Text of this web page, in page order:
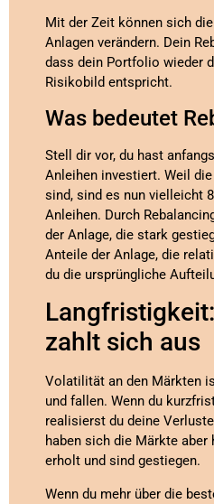
Mit der Zeit können sich
Anlagen verändern. Dein
dass dein Portfolio wieder
Risikobild entspricht.
Was bedeutet
Stell dir vor, du hast
Anleihen investiert. Weil
sind, sind es nun vielleicht
Anleihen. Durch
der Anlage, die stark
Anteile der Anlage, die
du die ursprüngliche
zahlt sich aus
Volatilität an den Märkten
und fallen. Wenn du
realisierst du deine
haben sich die Märkte
erholt und sind gestiegen.
Wenn du mehr über die